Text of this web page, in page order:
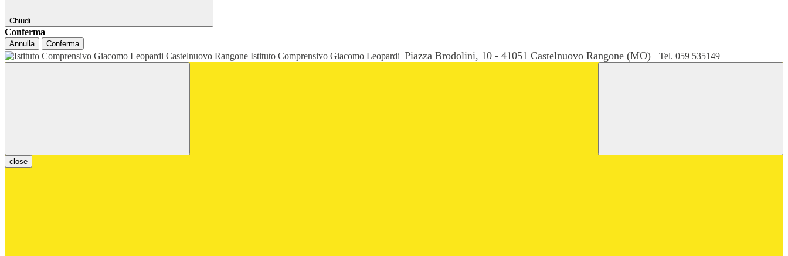
Chiudi
Conferma
Annulla Conferma
Istituto Comprensivo Giacomo Leopardi Piazza Brodolini, 10 - 41051 Castelnuovo Rangone (MO) Tel. 059 535149
close